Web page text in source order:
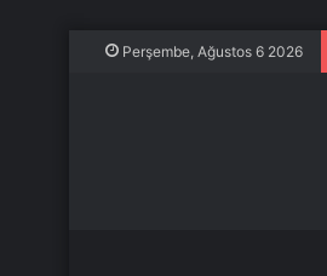
Perşembe, Ağustos 6 2026